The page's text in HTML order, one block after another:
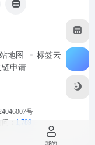
地图
标签云
链申请
号
： 1,789
我的